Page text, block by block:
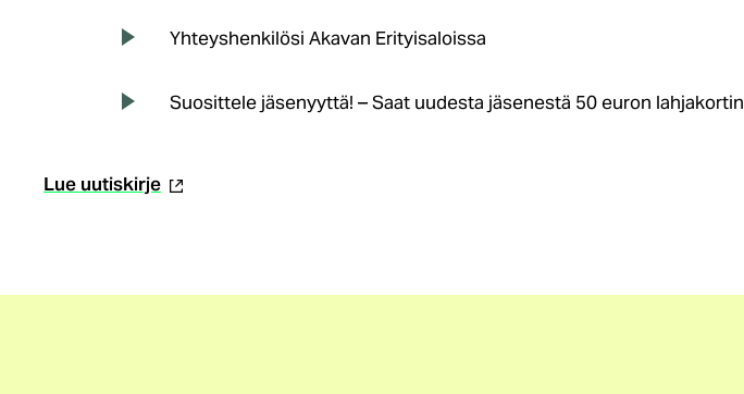
Yhteyshenkilösi Akavan Erityisaloissa
Suosittele jäsenyyttä! – Saat uudesta jäsenestä 50 euron lahjakortin
Lue uutiskirje(ulkoinen